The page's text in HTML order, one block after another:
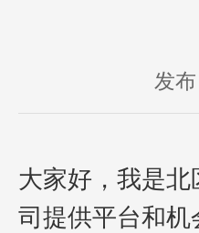
发
大家好，我是
司提供平台和